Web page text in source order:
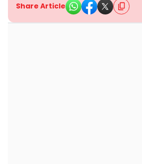
Share Article